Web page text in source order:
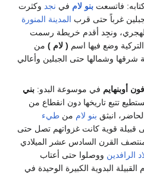
فاتسعتبنو لام في نجد وكثرت
غرباً حتى قرب المدينة المنورة
الهجري، ونجِد أقدم خريطة رسمت
وضع فيها اسم ( لام ) من
شرقها وشمالها حتى الجبلين وأعالي
أوبنهايم في موسوعة البدو:بني
تتبع تاريخها دون انقطاع من
انبثق بنو لام منطيء
قبيلة قوية كانت غزواتهم تصل حتى
القرن السادس عشر الميلادي
الرافدين ووصلوا حتى أعتاب
القبيلة البدوية الكبيرة الوحيدة في